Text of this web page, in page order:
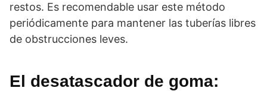
restos. Es recomendable usar este método
periódicamente para mantener las tuberías libres
de obstrucciones leves.
El desatascador de goma: